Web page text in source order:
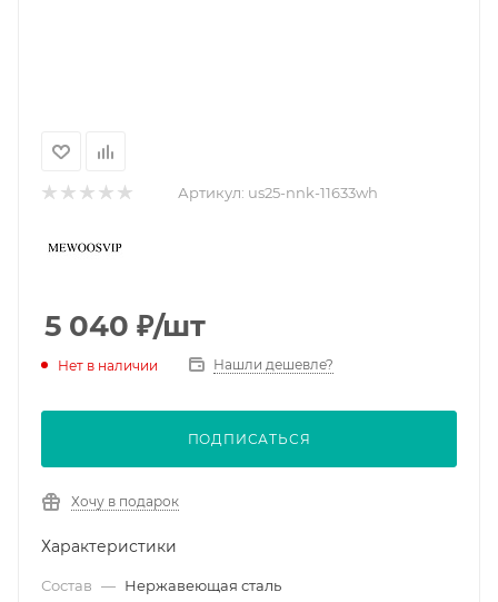
Артикул: us25-nnk-11633wh
5 040 ₽/шт
Нет в наличии Нашли дешевле?
ПОДПИСАТЬСЯ
Хочу в подарок
Характеристики
Состав — Нержавеющая сталь